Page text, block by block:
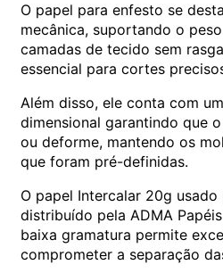
O papel para enfesto se
mecânica, suportando o
camadas de tecido sem
essencial para cortes
Além disso, ele conta com
dimensional garantindo que
ou deforme, mantendo os
que foram pré-definidas.
O papel Intercalar 20g usado
distribuído pela ADMA
baixa gramatura permite
comprometer a separação